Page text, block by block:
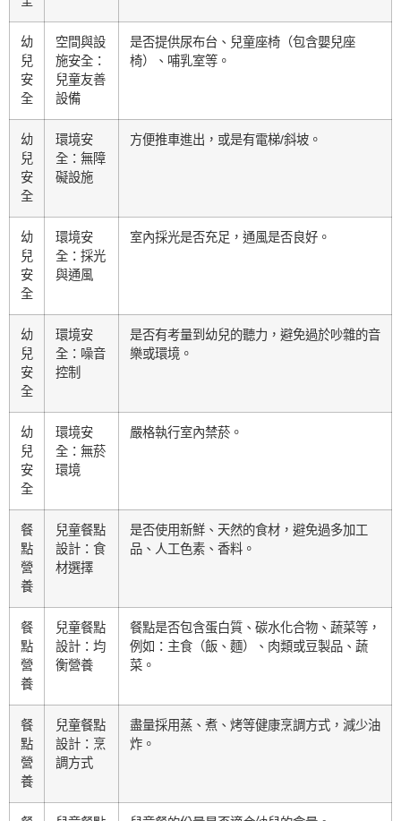
幼
兒
安
全
空間與設
施安全：
兒童友善
設備
是否提供尿布台、兒童座椅（包含嬰兒座
椅）、哺乳室等。
幼
兒
安
全
環境安
全：無障
礙設施
方便推車進出，或是有電梯/斜坡。
幼
兒
安
全
環境安
全：採光
與通風
室內採光是否充足，通風是否良好。
幼
兒
安
全
環境安
全：噪音
控制
是否有考量到幼兒的聽力，避免過於吵雜的音
樂或環境。
幼
兒
安
全
環境安
全：無菸
環境
嚴格執行室內禁菸。
餐
點
營
養
兒童餐點
設計：食
材選擇
是否使用新鮮、天然的食材，避免過多加工
品、人工色素、香料。
餐
點
營
養
兒童餐點
設計：均
衡營養
餐點是否包含蛋白質、碳水化合物、蔬菜等，
例如：主食（飯、麵）、肉類或豆製品、蔬
菜。
餐
點
營
養
兒童餐點
設計：烹
調方式
盡量採用蒸、煮、烤等健康烹調方式，減少油
炸。